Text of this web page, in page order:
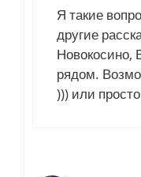
Я такие
другие
Новокосино,
рядом.
))) или